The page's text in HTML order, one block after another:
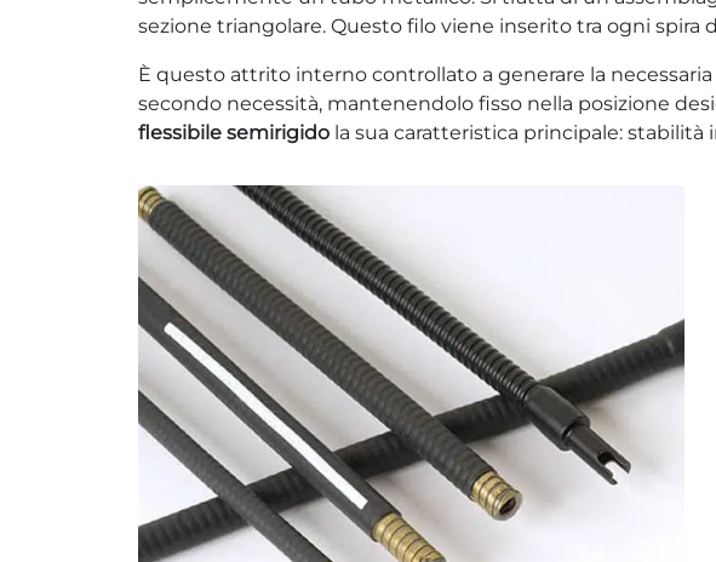
sezione triangolare. Questo filo viene inserito tra ogni
È questo attrito interno controllato a generare la
secondo necessità, mantenendolo fisso nella posizione
flessibile semirigido la sua caratteristica principale: